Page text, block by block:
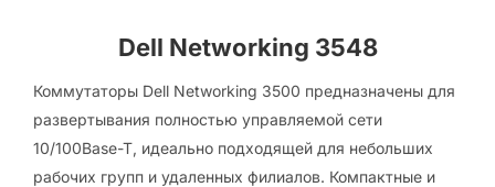
Dell Networking 3548
Коммутаторы Dell Networking 3500 предназначены для
развертывания полностью управляемой сети
10/100Base-T, идеально подходящей для небольших
рабочих групп и удаленных филиалов. Компактные и